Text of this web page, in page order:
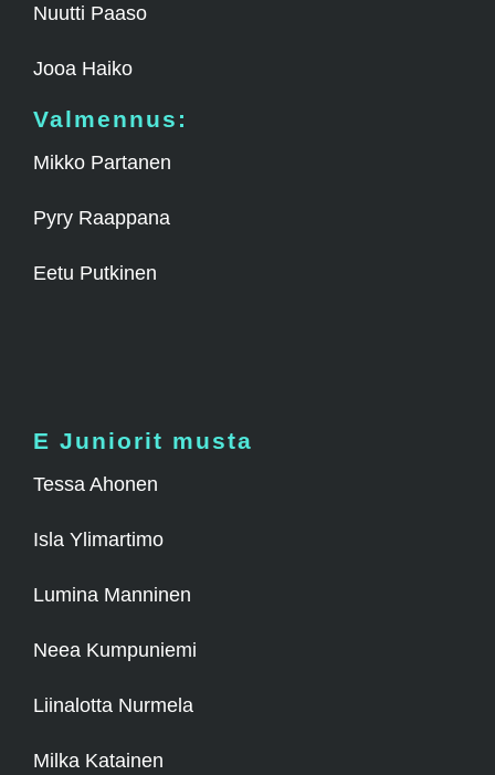
Nuutti Paaso
Jooa Haiko
Valmennus:
Mikko Partanen
Pyry Raappana
Eetu Putkinen
E Juniorit musta
Tessa Ahonen
Isla Ylimartimo
Lumina Manninen
Neea Kumpuniemi
Liinalotta Nurmela
Milka Katainen